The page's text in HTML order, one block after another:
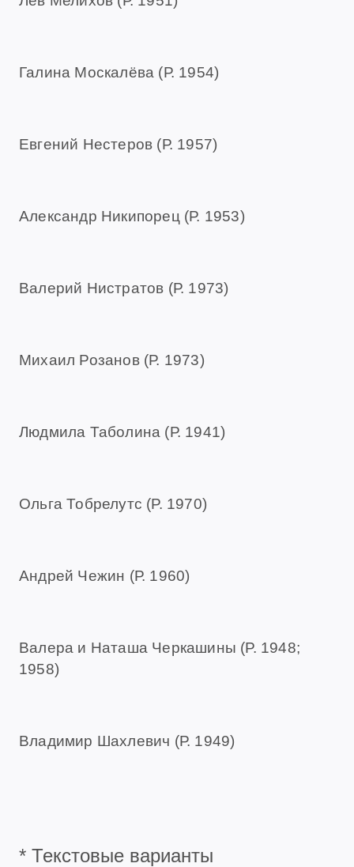
Галина Москалёва (Р. 1954)
Евгений Нестеров (Р. 1957)
Александр Никипорец (Р. 1953)
Валерий Нистратов (Р. 1973)
Михаил Розанов (Р. 1973)
Людмила Таболина (Р. 1941)
Ольга Тобрелутс (Р. 1970)
Андрей Чежин (Р. 1960)
Валера и Наташа Черкашины (Р. 1948;
1958)
Владимир Шахлевич (Р. 1949)
* Текстовые варианты